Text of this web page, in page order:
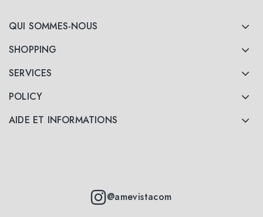
QUI SOMMES-NOUS
SHOPPING
SERVICES
POLICY
AIDE ET INFORMATIONS
@amevistacom